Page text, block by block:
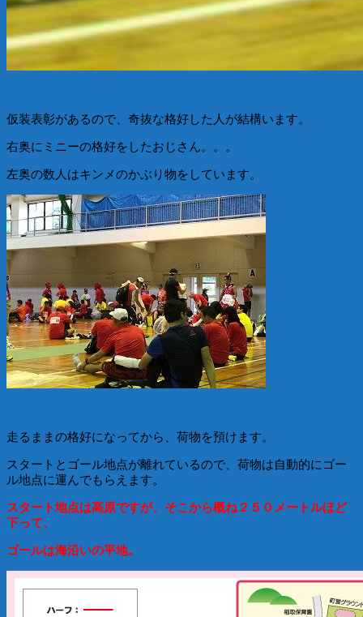
仮装表彰があるので、奇抜な格好した人が結構います。
右奥にミニーの格好をしたおじさん。。。
左奥の数人はキンメのかぶり物をしています。
走るままの格好になってから、荷物を預けます。
スタートとゴール地点が離れているので、荷物は自動的にゴー
ル地点に運んでもらえます。
スタート地点は高原ですが、そこから概ね２５０メートルほど
下って、
ゴールは海沿いの平地。